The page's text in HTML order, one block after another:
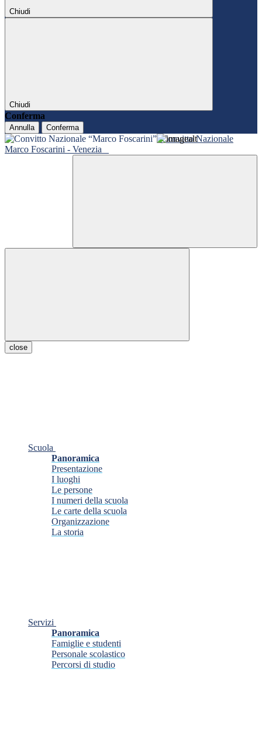
Chiudi
Chiudi
Conferma
Annulla Conferma
Convitto Nazionale
Marco Foscarini - Venezia
close
Scuola
Panoramica
Presentazione
I luoghi
Le persone
I numeri della scuola
Le carte della scuola
Organizzazione
La storia
Servizi
Panoramica
Famiglie e studenti
Personale scolastico
Percorsi di studio